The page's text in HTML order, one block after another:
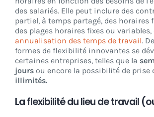
des salariés. Elle peut inclure des
partiel, à temps partagé, des horaires
des plages horaires fixes ou
annualisation des temps de travail.
formes de flexibilité innovantes se
certaines entreprises, telles que la
jours ou encore la possibilité de prise
illimités.
La flexibilité du lieu de travail